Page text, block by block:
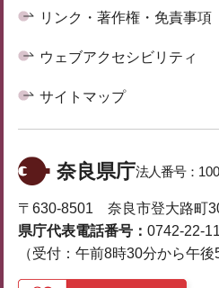
リンク・著作権・免責事項
ウェブアクセシビリティ
サイトマップ
奈良県庁法人番号：
〒630-8501 奈良市登大路町
県庁代表電話番号： 0742-22-
（受付：午前8時30分から午後